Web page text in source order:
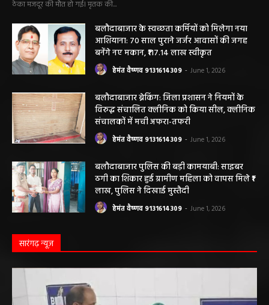
बलौदाबाजार के स्वच्छता कर्मियों को मिलेगा नया
आशियाना: 70 साल पुराने जर्जर आवासों की जगह
बनेंगे नए मकान, ₹117.14 लाख स्वीकृत
हेमंत वैष्णव 9131614309 June 1, 2026
बलौदाबाजार ब्रेकिंग: जिला प्रशासन ने नियमों के
विरुद्ध संचालित क्लीनिक को किया सील, क्लीनिक
संचालकों में मची अफरा-तफरी
हेमंत वैष्णव 9131614309 June 1, 2026
बलौदाबाजार पुलिस की बड़ी कामयाबी: साइबर
ठगी का शिकार हुई ग्रामीण महिला को वापस मिले ₹1
लाख, पुलिस ने दिखाई मुस्तैदी
हेमंत वैष्णव 9131614309 June 1, 2026
सारंगढ़ न्यूज़